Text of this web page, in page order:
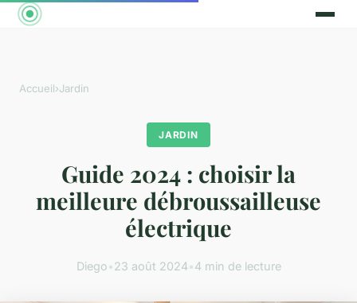
Accueil›Jardin
JARDIN
Guide 2024 : choisir la
meilleure débroussailleuse
électrique
Diego•23 août 2024•4 min de lecture